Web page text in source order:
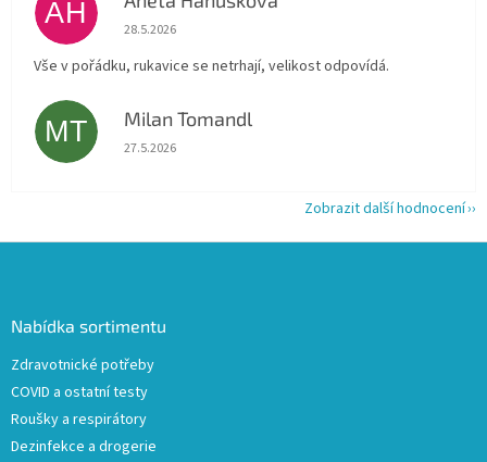
AH Hodnocení obchodu je 5 z 5 hvězdiček.
28.5.2026
Vše v pořádku, rukavice se netrhají, velikost odpovídá.
MT Milan Tomandl
Hodnocení obchodu je 5 z 5 hvězdiček.
27.5.2026
Zobrazit další hodnocení
Nabídka sortimentu
Zdravotnické potřeby
COVID a ostatní testy
Roušky a respirátory
Dezinfekce a drogerie